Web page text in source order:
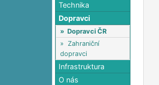
Technika
Dopravci
» Dopravci ČR
» Zahraniční
dopravci
Infrastruktura
O nás